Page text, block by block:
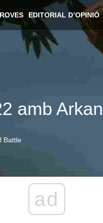
EDITORIAL D’OPINIÓ
amb
Battle
ad